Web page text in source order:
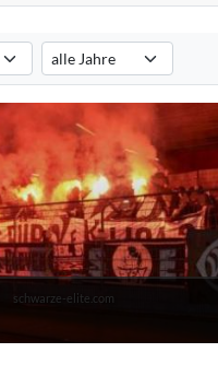
Verein. Standard:
Saison auswählen
Filtert die Pyroshows
schwarze-elite.com